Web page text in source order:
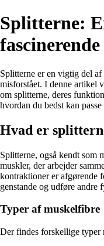
Splitterne:
Splitterne er en vigtig del
misforstået. I denne artikel
om splitterne, deres
hvordan du bedst kan passe
Hvad er
Splitterne, også kendt som
muskler, der arbejder
kontraktioner er afgørende
genstande og udføre andre
Typer af muskelfibre
Der findes forskellige typer